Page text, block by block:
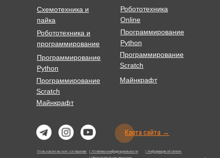
Пользовательское соглашение
| Политика конфиденциальности
Карта сайта →
Схемотехника и
пайка
Робототехника и
программирование
Программирование
Python
Робототехника
Online
Программирование
Python
Майнкрафт
Майнкрафт
Программирование
Scratch
Программирование
Scratch
| Информация об оплате